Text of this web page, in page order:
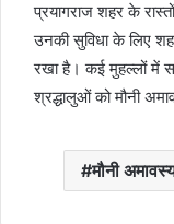
प्रयागराज शहर के
उनकी सुविधा के लिए
रखा है। कई मुहल्लों में
श्रद्धालुओं को मौनी
मौनी